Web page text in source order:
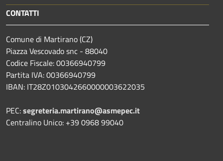
CONTATTI
Comune di Martirano (CZ)
Piazza Vescovado snc - 88040
Codice Fiscale: 00366940799
Partita IVA: 00366940799
IBAN: IT28Z0103042660000003622035
PEC:segreteria.martirano@asmepec.it
Centralino Unico: +39 0968 99040